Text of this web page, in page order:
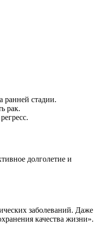
ранней стадии.
рак.
долголетие и
заболеваний. Даже
качества жизни».